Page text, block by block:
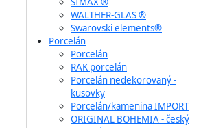
WALTHER-GLAS ®
Swarovski elements®
Porcelán
Porcelán
RAK porcelán
Porcelán nedekorovaný -
kusovky
Porcelán/kamenina IMPORT
ORIGINAL BOHEMIA - český